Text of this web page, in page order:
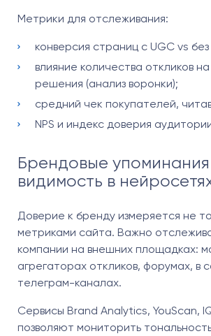
Метрики для отслеживания:
конверсия страниц с UGC vs без
влияние количества откликов
решения (анализ воронки);
средний чек покупателей,
NPS и индекс доверия
Брендовые
видимость в
Доверие к бренду измеряется не
метриками сайта. Важно
компании на внешних площадках:
агрегаторах откликов, форумах, в
телеграм-каналах.
Сервисы Brand Analytics, YouScan,
позволяют мониторить